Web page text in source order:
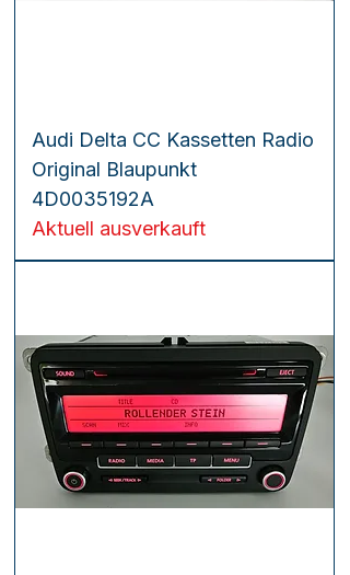
Audi Delta CC Kassetten Radio
Original Blaupunkt
4D0035192A
Aktuell ausverkauft